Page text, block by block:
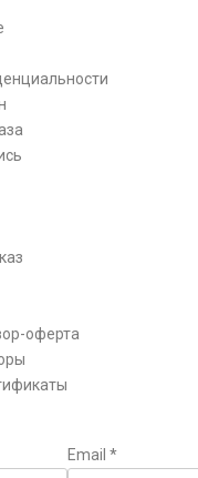
оферта
Email *